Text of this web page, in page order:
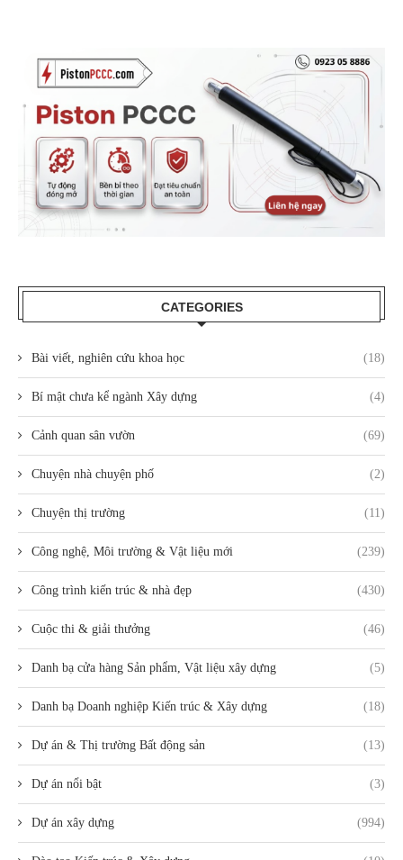
CATEGORIES
Bài viết, nghiên cứu khoa học (18)
Bí mật chưa kể ngành Xây dựng (4)
Cảnh quan sân vườn (69)
Chuyện nhà chuyện phố (2)
Chuyện thị trường (11)
Công nghệ, Môi trường & Vật liệu mới (239)
Công trình kiến trúc & nhà đẹp (430)
Cuộc thi & giải thưởng (46)
Danh bạ cửa hàng Sản phẩm, Vật liệu xây dựng (5)
Danh bạ Doanh nghiệp Kiến trúc & Xây dựng (18)
Dự án & Thị trường Bất động sản (13)
Dự án nổi bật (3)
Dự án xây dựng (994)